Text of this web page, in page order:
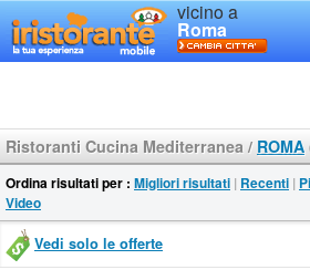
vicino a
Roma
Ristoranti Cucina Mediterranea / ROMA
Ordina risultati per : Migliori risultati | Recenti |
Video
Vedi solo le offerte